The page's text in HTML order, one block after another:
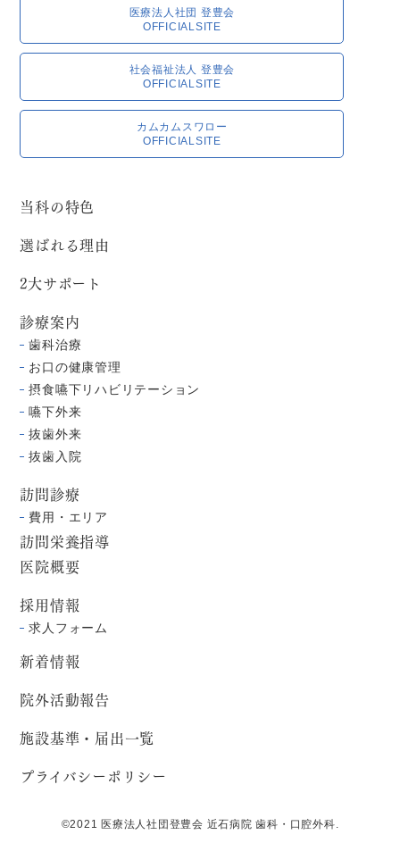
医療法人社団 登豊会
OFFICIALSITE
社会福祉法人 登豊会
OFFICIALSITE
カムカムスワロー
OFFICIALSITE
当科の特色
選ばれる理由
2大サポート
診療案内
歯科治療
お口の健康管理
摂食嚥下リハビリテーション
嚥下外来
抜歯外来
抜歯入院
訪問診療
費用・エリア
訪問栄養指導
医院概要
採用情報
求人フォーム
新着情報
院外活動報告
施設基準・届出一覧
プライバシーポリシー
©2021 医療法人社団登豊会 近石病院 歯科・口腔外科.